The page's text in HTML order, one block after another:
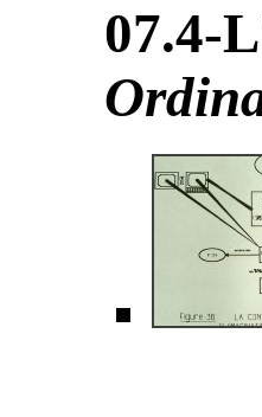
07.4-